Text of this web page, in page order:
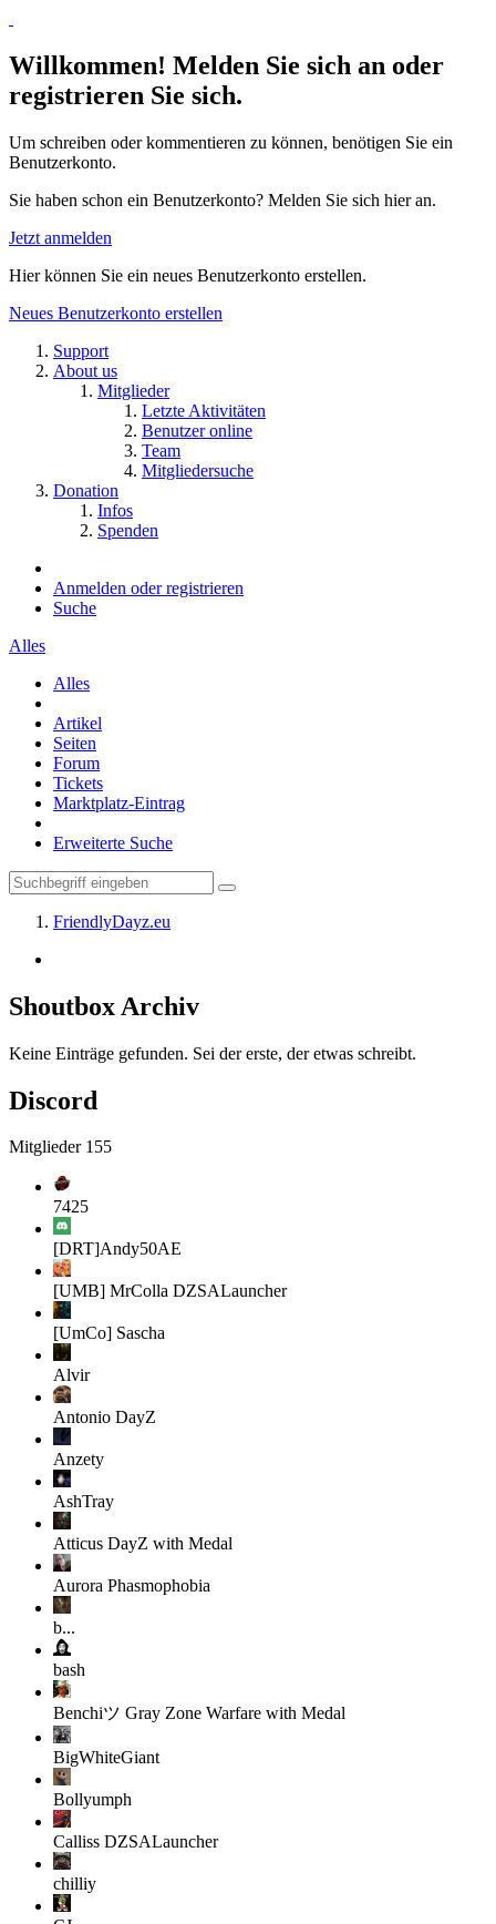
Willkommen! Melden Sie sich an oder
registrieren Sie sich.
Um schreiben oder kommentieren zu können, benötigen Sie ein
Benutzerkonto.
Sie haben schon ein Benutzerkonto? Melden Sie sich hier an.
Jetzt anmelden
Hier können Sie ein neues Benutzerkonto erstellen.
Neues Benutzerkonto erstellen
Support
About us
Mitglieder
Letzte Aktivitäten
Benutzer online
Team
Mitgliedersuche
Donation
Infos
Spenden
Anmelden oder registrieren
Suche
Alles
Alles
Artikel
Seiten
Forum
Tickets
Marktplatz-Eintrag
Erweiterte Suche
FriendlyDayz.eu
Shoutbox Archiv
Keine Einträge gefunden. Sei der erste, der etwas schreibt.
Discord
Mitglieder 155
7425
[DRT]Andy50AE
[UMB] MrColla DZSALauncher
[UmCo] Sascha
Alvir
Antonio DayZ
Anzety
AshTray
Atticus DayZ with Medal
Aurora Phasmophobia
b...
bash
Benchiツ Gray Zone Warfare with Medal
BigWhiteGiant
Bollyumph
Calliss DZSALauncher
chilliy